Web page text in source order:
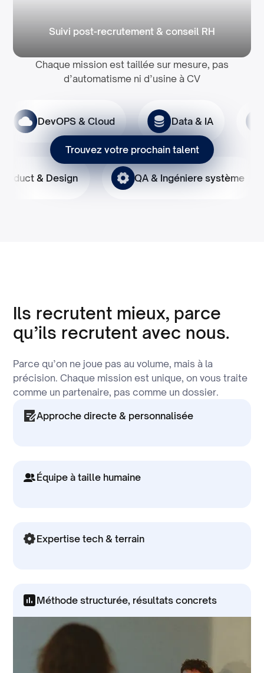
Suivi post-recrutement & conseil RH
Chaque mission est taillée sur mesure, pas
d’automatisme ni d’usine à CV
DevOPS & Cloud Data & IA
Product & Design QA & Ingéniere
Trouvez votre prochain talent
Ils recrutent mieux, parce
qu’ils recrutent avec nous.
Parce qu’on ne joue pas au volume, mais à la
précision. Chaque mission est unique, on vous traite
comme un partenaire, pas comme un dossier.
Approche directe & personnalisée
Équipe à taille humaine
Expertise tech & terrain
Méthode structurée, résultats concrets